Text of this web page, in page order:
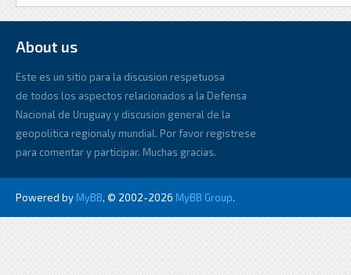
About us
Este es un sitio para la discusion respetuosa
de todos los aspectos relacionados a la Defensa
Nacional de Uruguay y discusion general de la
geopolitica regionaly mundial. Por favor registrese
para comentar y participar. Muchas gracias.
Powered by MyBB, © 2002-2026 MyBB Group.